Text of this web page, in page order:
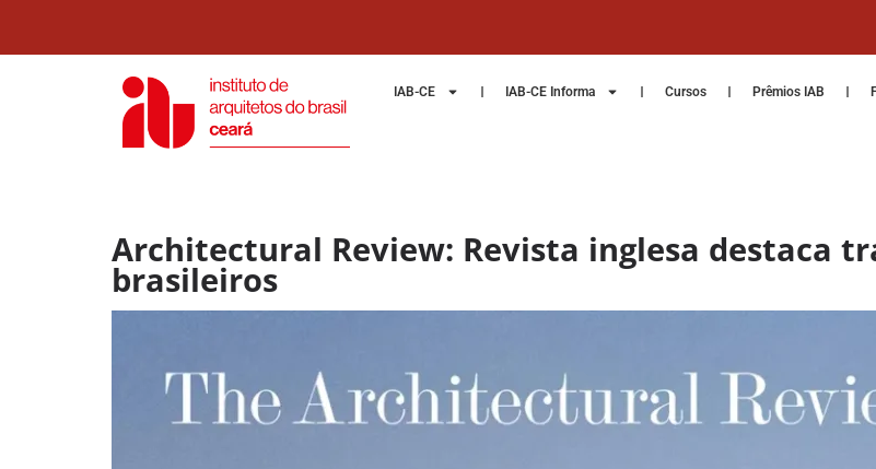
IAB-CE IAB-CE Informa Cursos Prêmios IAB
Architectural Review: Revista inglesa destaca
brasileiros